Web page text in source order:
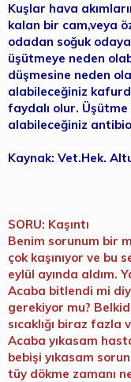
Kuşlar hava
kalan bir cam,veya
odadan soğuk
üşütmeye neden
düşmesine neden
alabileceğiniz
faydalı olur.
alabileceğiniz
Kaynak: Vet.Hek.
SORU: Kaşıntı
Benim sorunum bir
çok kaşınıyor ve bu
eylül ayında aldım.
Acaba bitlendi mi
gerekiyor mu?
sıcaklığı biraz fazla
Acaba yıkasam
bebişi yıkasam
tüy dökme zamanı